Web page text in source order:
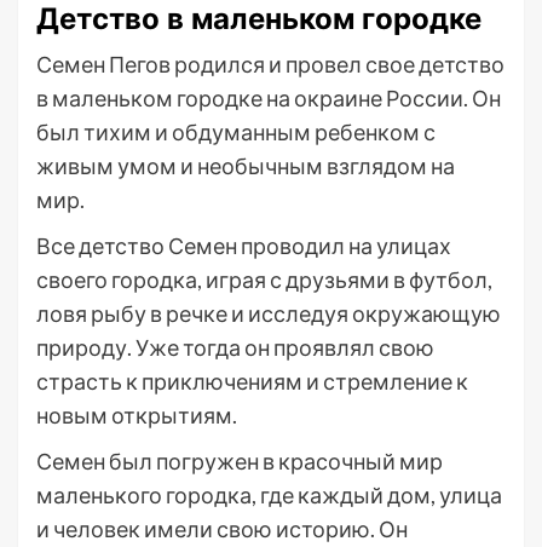
Детство в маленьком городке
Семен Пегов родился и провел свое детство
в маленьком городке на окраине России. Он
был тихим и обдуманным ребенком с
живым умом и необычным взглядом на
мир.
Все детство Семен проводил на улицах
своего городка, играя с друзьями в футбол,
ловя рыбу в речке и исследуя окружающую
природу. Уже тогда он проявлял свою
страсть к приключениям и стремление к
новым открытиям.
Семен был погружен в красочный мир
маленького городка, где каждый дом, улица
и человек имели свою историю. Он